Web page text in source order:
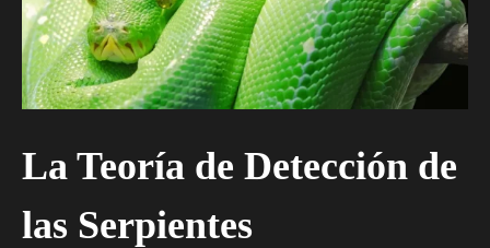
La Teoría de Detección de
las Serpientes